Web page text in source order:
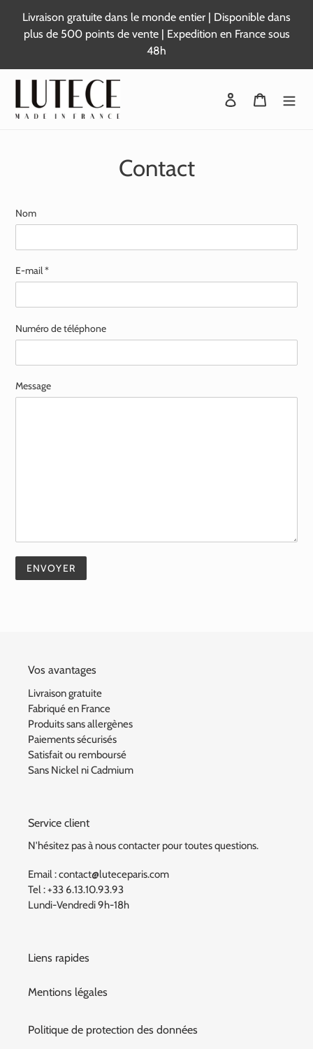
contenu
Livraison gratuite dans le monde entier | Disponible dans
plus de 500 points de vente | Expedition en France sous
48h
Se connecter
Panier
Contact
Nom
E-mail*
Numéro de téléphone
Message
Vos avantages
Livraison gratuite
Fabriqué en France
Produits sans allergènes
Paiements sécurisés
Satisfait ou remboursé
Sans Nickel ni Cadmium
Service client
N'hésitez pas à nous contacter pour toutes questions.
Email : contact@luteceparis.com
Tel : +33 6.13.10.93.93
Lundi-Vendredi 9h-18h
Liens rapides
Mentions légales
Politique de protection des données